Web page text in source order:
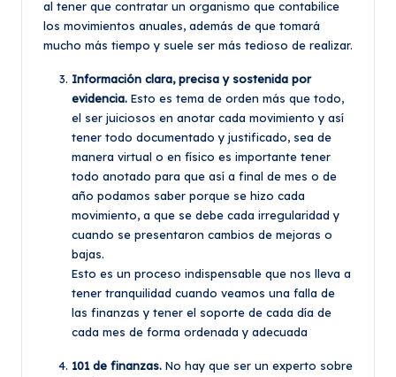
al tener que contratar un organismo que contabilice
los movimientos anuales, además de que tomará
mucho más tiempo y suele ser más tedioso de realizar.
Información clara, precisa y sostenida por
evidencia. Esto es tema de orden más que todo,
el ser juiciosos en anotar cada movimiento y así
tener todo documentado y justificado, sea de
manera virtual o en físico es importante tener
todo anotado para que así a final de mes o de
año podamos saber porque se hizo cada
movimiento, a que se debe cada irregularidad y
cuando se presentaron cambios de mejoras o
bajas.
Esto es un proceso indispensable que nos lleva a
tener tranquilidad cuando veamos una falla de
las finanzas y tener el soporte de cada día de
cada mes de forma ordenada y adecuada
101 de finanzas. No hay que ser un experto sobre